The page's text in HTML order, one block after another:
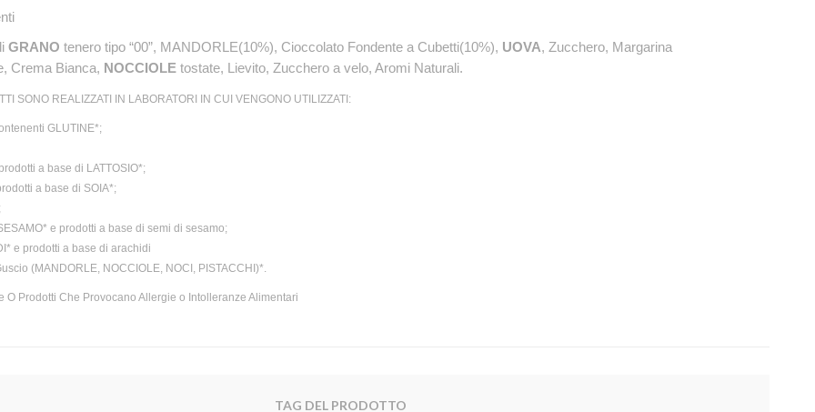
GRANO tenero tipo “00”, MANDORLE(10%), Cioccolato Fondente a Cubetti(10%), UOVA, Zucchero, Margarina
Crema Bianca, NOCCIOLE tostate, Lievito, Zucchero a velo, Aromi Naturali.
SONO REALIZZATI IN LABORATORI IN CUI VENGONO UTILIZZATI:
GLUTINE*;
a base di LATTOSIO*;
a base di SOIA*;
e prodotti a base di semi di sesamo;
e prodotti a base di arachidi
(MANDORLE, NOCCIOLE, NOCI, PISTACCHI)*.
O Prodotti Che Provocano Allergie o Intolleranze Alimentari
TAG DEL PRODOTTO